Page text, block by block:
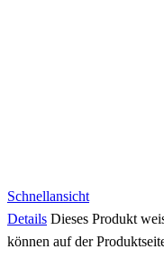
Schnellansicht
Details Dieses Produkt
können auf der